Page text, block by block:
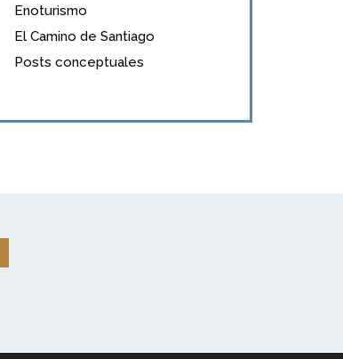
Enoturismo
El Camino de Santiago
Posts conceptuales